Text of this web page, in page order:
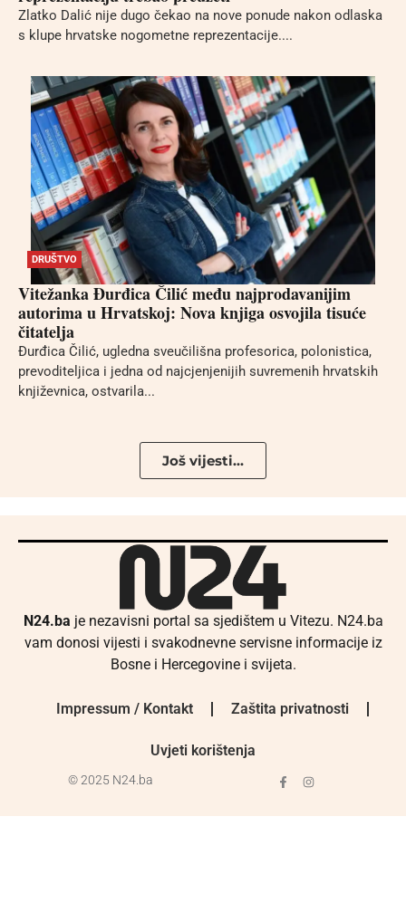
Zlatko Dalić nije dugo čekao na nove ponude nakon odlaska
s klupe hrvatske nogometne reprezentacije....
DRUŠTVO
Vitežanka Đurđica Čilić među najprodavanijim
autorima u Hrvatskoj: Nova knjiga osvojila tisuće
čitatelja
Đurđica Čilić, ugledna sveučilišna profesorica, polonistica,
prevoditeljica i jedna od najcjenjenijih suvremenih hrvatskih
književnica, ostvarila...
Još vijesti...
N24.ba je nezavisni portal sa sjedištem u Vitezu. N24.ba
vam donosi vijesti i svakodnevne servisne informacije iz
Bosne i Hercegovine i svijeta.
Impressum / Kontakt Zaštita privatnosti
Uvjeti korištenja
© 2025 N24.ba